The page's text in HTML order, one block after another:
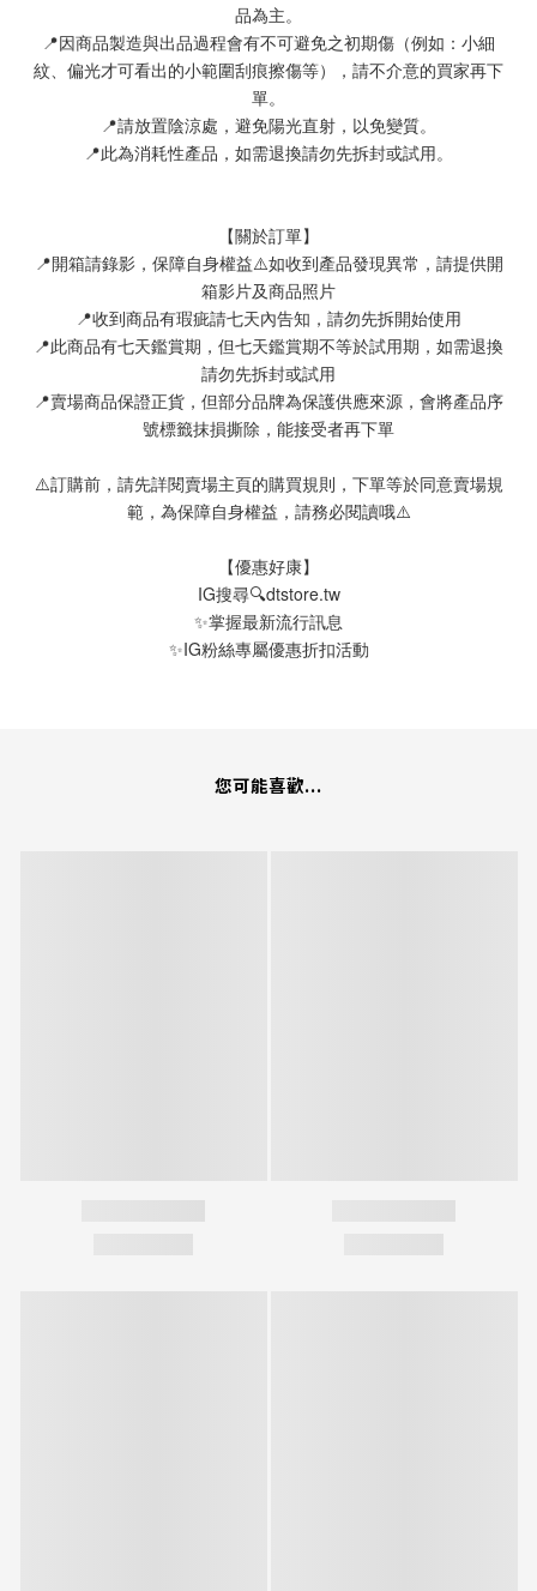
品為主。
📍因商品製造與出品過程會有不可避免之初期傷（例如：小細
紋、偏光才可看出的小範圍刮痕擦傷等），請不介意的買家再下
單。
📍請放置陰涼處，避免陽光直射，以免變質。
📍此為消耗性產品，如需退換請勿先拆封或試用。
【關於訂單】
📍開箱請錄影，保障自身權益⚠️如收到產品發現異常，請提供開
箱影片及商品照片
📍收到商品有瑕疵請七天內告知，請勿先拆開始使用
📍此商品有七天鑑賞期，但七天鑑賞期不等於試用期，如需退換
請勿先拆封或試用
📍賣場商品保證正貨，但部分品牌為保護供應來源，會將產品序
號標籤抹損撕除，能接受者再下單
⚠️訂購前，請先詳閱賣場主頁的購買規則，下單等於同意賣場規
範，為保障自身權益，請務必閱讀哦⚠️
【優惠好康】
IG搜尋🔍dtstore.tw
✨掌握最新流行訊息
✨IG粉絲專屬優惠折扣活動
您可能喜歡...